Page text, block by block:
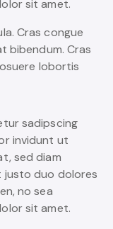
sit amet.
Cras congue
bibendum. Cras
lobortis
sadipscing
invidunt ut
sed diam
justo duo dolores
no sea
sit amet.